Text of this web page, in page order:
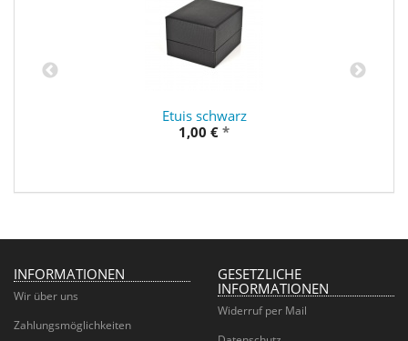
Etuis schwarz
1,00 € *
INFORMATIONEN
Wir über uns
Zahlungsmöglichkeiten
GESETZLICHE
INFORMATIONEN
Widerruf per Mail